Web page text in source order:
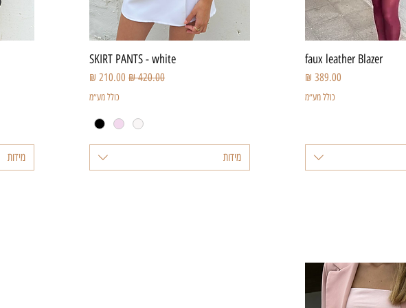
תצוגה מהירהfaux leather Blazer
מחיר
כולל מע״מ
תצוגה מהירה
SKIRT PANTS - white
מחיר רגיל מחיר מבצע
כולל מע״מ
מידות מידות